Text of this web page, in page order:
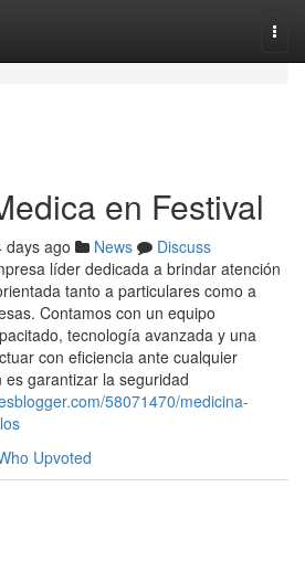
en Festival
days ago News
Discuss
líder dedicada a brindar atención
tanto a particulares como a
Contamos con un equipo
tecnología avanzada y una
con eficiencia ante cualquier
garantizar la seguridad
58071470/medicina-
Upvoted